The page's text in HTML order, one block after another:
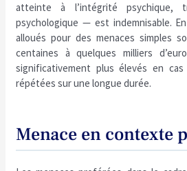
atteinte à l’intégrité psychique,
psychologique — est indemnisable.
alloués pour des menaces simples
centaines à quelques milliers
significativement plus élevés en
répétées sur une longue durée.
Menace en contexte